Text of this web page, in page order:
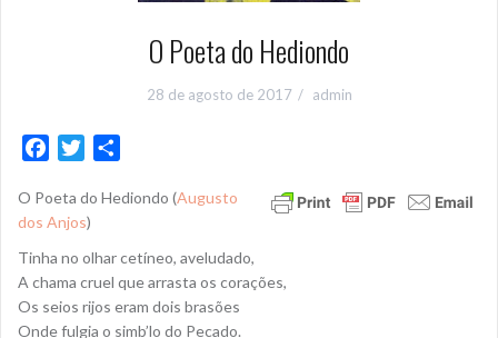
O Poeta do Hediondo
28 de agosto de 2017 admin
c
e
b
o
o
i
t
t
e
r
a
e
O Poeta do Hediondo (Augusto
dos Anjos)
Tinha no olhar cetíneo, aveludado,
A chama cruel que arrasta os corações,
Os seios rijos eram dois brasões
Onde fulgia o simb’lo do Pecado.